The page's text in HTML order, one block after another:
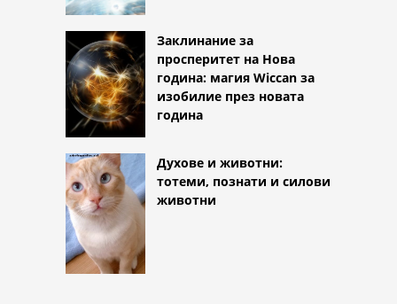
Заклинание за
просперитет на Нова
година: магия Wiccan за
изобилие през новата
година
Духове и животни:
тотеми, познати и силови
животни